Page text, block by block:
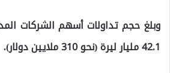
وبلغ حجم تداولات أسهم الشركات
42.1 مليار ليرة (نحو 310 ملايين دولار).